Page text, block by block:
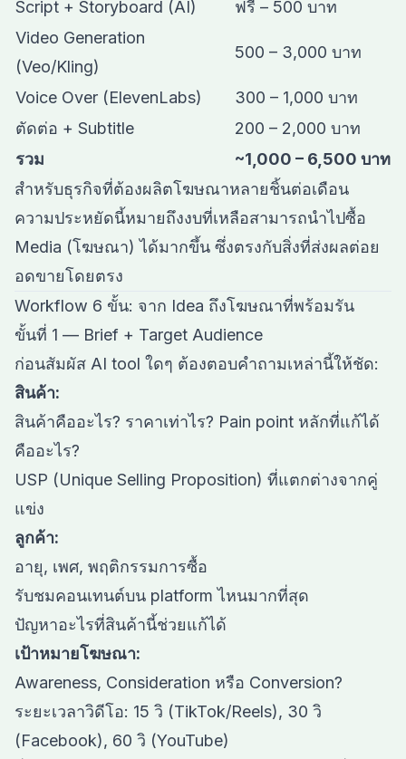
Script + Storyboard (AI)
ฟรี – 500 บาท
Video Generation
(Veo/Kling)
500 – 3,000 บาท
Voice Over (ElevenLabs)
300 – 1,000 บาท
ตัดต่อ + Subtitle
200 – 2,000 บาท
รวม
~1,000 – 6,500 บาท
สำหรับธุรกิจที่ต้องผลิตโฆษณาหลายชิ้นต่อเดือน
ความประหยัดนี้หมายถึงงบที่เหลือสามารถนำไปซื้อ
Media (โฆษณา) ได้มากขึ้น ซึ่งตรงกับสิ่งที่ส่งผลต่อย
อดขายโดยตรง
Workflow 6 ขั้น: จาก Idea ถึงโฆษณาที่พร้อมรัน
ขั้นที่ 1 — Brief + Target Audience
ก่อนสัมผัส AI tool ใดๆ ต้องตอบคำถามเหล่านี้ให้ชัด:
สินค้า:
สินค้าคืออะไร? ราคาเท่าไร? Pain point หลักที่แก้ได้
คืออะไร?
USP (Unique Selling Proposition) ที่แตกต่างจากคู่
แข่ง
ลูกค้า:
อายุ, เพศ, พฤติกรรมการซื้อ
รับชมคอนเทนต์บน platform ไหนมากที่สุด
ปัญหาอะไรที่สินค้านี้ช่วยแก้ได้
เป้าหมายโฆษณา:
Awareness, Consideration หรือ Conversion?
ระยะเวลาวิดีโอ: 15 วิ (TikTok/Reels), 30 วิ
(Facebook), 60 วิ (YouTube)